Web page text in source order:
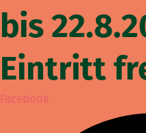
bis
Eintritt
Facebook